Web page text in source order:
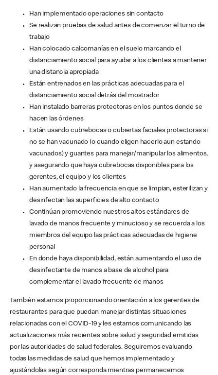
Han implementado operaciones sin contacto
Se realizan pruebas de salud antes de comenzar el turno de
trabajo
Han colocado calcomanías en el suelo marcando el
distanciamiento social para ayudar a los clientes a mantener
una distancia apropiada
Están entrenados en las prácticas adecuadas para el
distanciamiento social detrás del mostrador
Han instalado barreras protectoras en los puntos donde se
hacen las órdenes
Están usando cubrebocas o cubiertas faciales protectoras si
no se han vacunado (o cuando eligen hacerlo aun estando
vacunados) y guantes para manejar/manipular los alimentos,
y asegurando que haya cubrebocas disponibles para los
gerentes, el equipo y los clientes
Han aumentado la frecuencia en que se limpian, esterilizan y
desinfectan las superficies de alto contacto
Continúan promoviendo nuestros altos estándares de
lavado de manos frecuente y minucioso y se recuerda a los
miembros del equipo las prácticas adecuadas de higiene
personal
En donde haya disponibilidad, están aumentando el uso de
desinfectante de manos a base de alcohol para
complementar el lavado frecuente de manos
También estamos proporcionando orientación a los gerentes de
restaurantes para que puedan manejar distintas situaciones
relacionadas con el COVID-19 y les estamos comunicando las
actualizaciones más recientes sobre salud y seguridad emitidas
por las autoridades de salud federales. Seguiremos evaluando
todas las medidas de salud que hemos implementado y
ajustándolas según corresponda mientras permanecemos